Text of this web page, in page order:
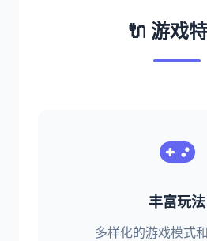
🔌 游戏
丰富玩法
多样化的游戏模式